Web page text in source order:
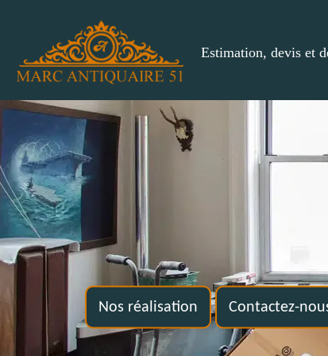
Estimation, devis et
Nos réalisation Contactez-